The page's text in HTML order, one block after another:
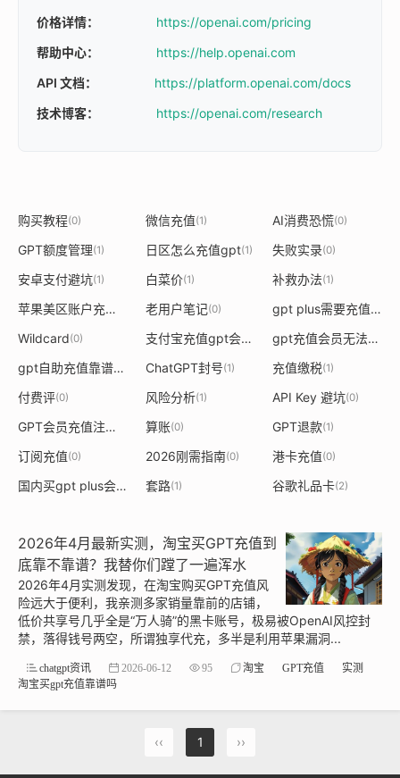
价格详情：
https://openai.com/pricing
帮助中心：
https://help.openai.com
API 文档：
https://platform.openai.com/docs
技术博客：
https://openai.com/research
购买教程(0) 微信充值(1) AI消费恐慌(0)
GPT额度管理(1) 日区怎么充值gpt(1) 失败实录(0)
安卓支付避坑(1) 白菜价(1) 补救办法(1)
苹果美区账户充值gpt (1)老用户笔记(0) gpt plus需要充值多少
Wildcard(0) 支付宝充值gpt会员
gpt充值会员无法显示网站
gpt自助充值靠谱吗
ChatGPT封号(1) 充值缴税(1)
付费评(0) 风险分析(1) API Key 避坑(0)
GPT会员充值注意事项 (1)
算账(0) GPT退款(1)
订阅充值(0) 2026刚需指南(0) 港卡充值(0)
国内买gpt plus会员充值 (1)
套路(1) 谷歌礼品卡(2)
2026年4月最新实测，淘宝买GPT充值到
底靠不靠谱？我替你们蹚了一遍浑水
2026年4月实测发现，在淘宝购买GPT充值风
险远大于便利，我亲测多家销量靠前的店铺，
低价共享号几乎全是“万人骑”的黑卡账号，极易被OpenAI风控封
禁，落得钱号两空，所谓独享代充，多半是利用苹果漏洞...
chatgpt资讯 2026-06-12 95 淘宝 GPT充值
实测
淘宝买gpt充值靠谱吗
‹‹ 1 ››